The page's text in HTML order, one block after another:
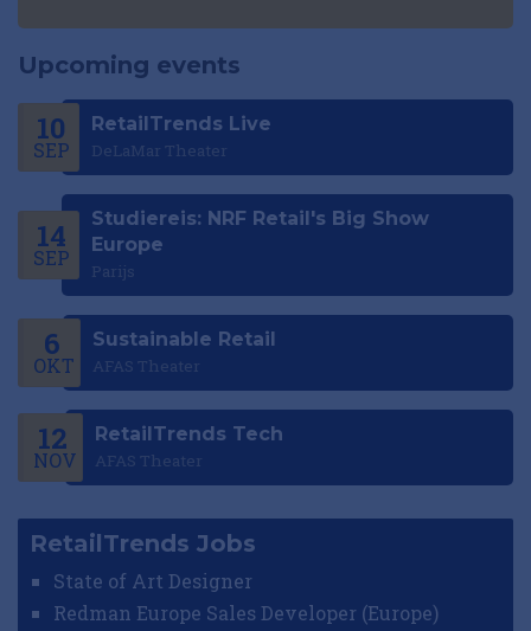
Upcoming events
10
SEP
RetailTrends Live
DeLaMar Theater
14
SEP
Studiereis: NRF Retail's Big Show
Europe
Parijs
6
OKT
Sustainable Retail
AFAS Theater
12
NOV
RetailTrends Tech
AFAS Theater
RetailTrends Jobs
State of Art Designer
Redman Europe Sales Developer (Europe)